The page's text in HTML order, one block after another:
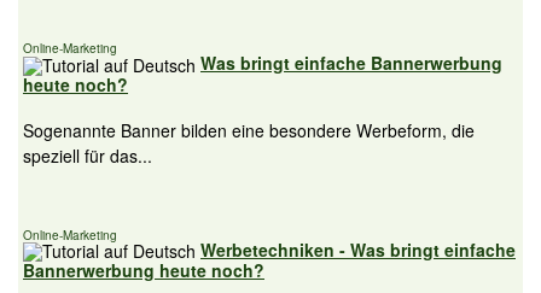
Online-Marketing
Was bringt einfache Bannerwerbung
heute noch?
Sogenannte Banner bilden eine besondere Werbeform, die
speziell für das...
Online-Marketing
Werbetechniken - Was bringt einfache
Bannerwerbung heute noch?